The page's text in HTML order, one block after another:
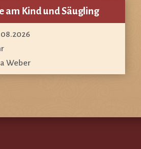
am Kind und Säugling
Weber